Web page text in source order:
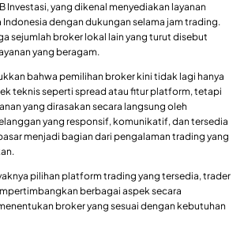
Investasi, yang dikenal menyediakan layanan
dengan dukungan selama jam trading.
sejumlah broker lokal lain yang turut disebut
yang beragam.
bahwa pemilihan broker kini tidak lagi hanya
teknis seperti spread atau fitur platform, tetapi
yang dirasakan secara langsung oleh
yang responsif, komunikatif, dan tersedia
menjadi bagian dari pengalaman trading yang
pilihan platform trading yang tersedia, trader
berbagai aspek secara
broker yang sesuai dengan kebutuhan